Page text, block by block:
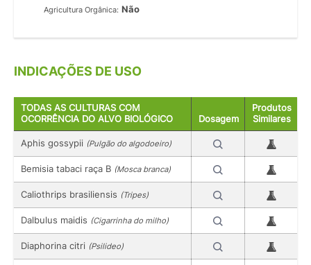
Agricultura Orgânica: Não
INDICAÇÕES DE USO
TODAS AS CULTURAS COM
OCORRÊNCIA DO ALVO BIOLÓGICO
Dosagem
Produtos
Similares
Aphis gossypii (Pulgão do algodoeiro)
Bemisia tabaci raça B (Mosca branca)
Caliothrips brasiliensis (Tripes)
Dalbulus maidis (Cigarrinha do milho)
Diaphorina citri (Psilideo)